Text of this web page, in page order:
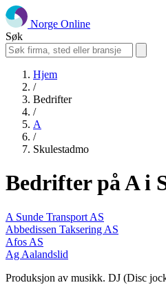
Norge Online
Søk
Hjem
/
Bedrifter
/
A
/
Skulestadmo
Bedrifter på A i
A Sunde Transport AS
Abbedissen Taksering AS
Afos AS
Ag Aalandslid
Produksjon av musikk. DJ (Disc